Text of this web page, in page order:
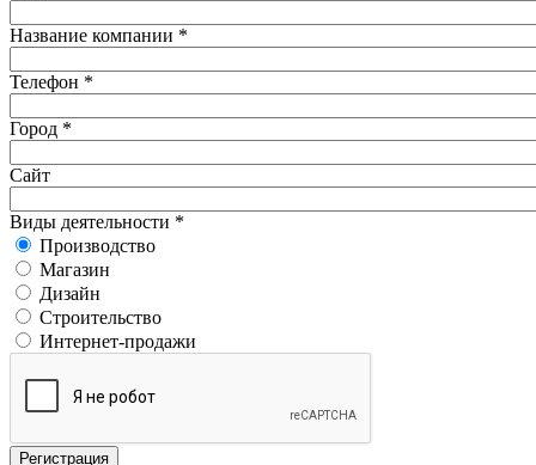
Название компании *
Телефон *
Город *
Сайт
Виды деятельности *
Производство
Магазин
Дизайн
Строительство
Интернет-продажи